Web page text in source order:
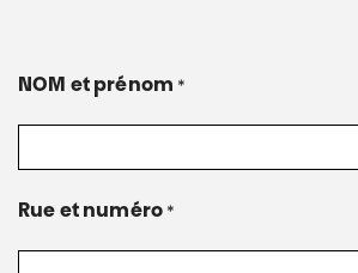
NOM et prénom *
Rue et numéro *